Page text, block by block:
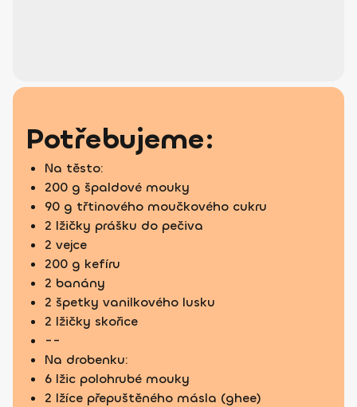
Potřebujeme:
Na těsto:
200 g špaldové mouky
90 g třtinového moučkového cukru
2 lžičky prášku do pečiva
2 vejce
200 g kefíru
2 banány
2 špetky vanilkového lusku
2 lžičky skořice
--
Na drobenku:
6 lžic polohrubé mouky
2 lžíce přepuštěného másla (ghee)